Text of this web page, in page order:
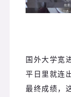
国外大学宽
平日里就连
最终成绩，